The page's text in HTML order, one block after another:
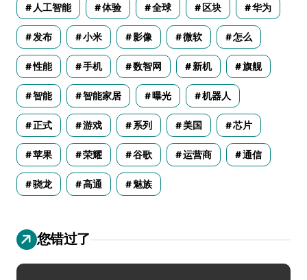
人工智能 体验 全球 区块 华为
发布 小米 影像 微软 怎么
性能 手机 数智网 新机 旗舰
智能 智能家居 曝光 机器人
正式 游戏 系列 美国 芯片
苹果 荣耀 谷歌 运营商 通信
骁龙 高通 魅族
您错过了